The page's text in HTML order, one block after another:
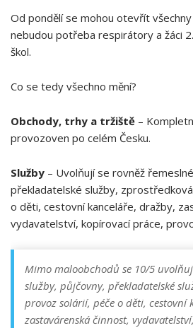
Od pondělí se mohou otevřít
nebudou potřeba respirátory a žáci
škol.
Co se tedy všechno mění?
Obchody, trhy a tržiště –
provozoven po celém Česku.
Služby – Uvolňují se rovněž
překladatelské služby,
o děti, cestovní kanceláře, dražby,
vydavatelství, kopírovací práce,
Mimo maloobchodů se 10/5
služby, půjčovny, překladatelské
provoz solárií, péče o děti, cestovní
zastavárenská činnost,